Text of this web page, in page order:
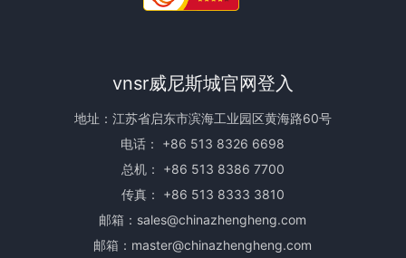
vnsr威尼斯城官网登入
地址：江苏省启东市滨海工业园区黄海路60号
电话： +86 513 8326 6698
总机： +86 513 8386 7700
传真： +86 513 8333 3810
邮箱： sales@chinazhengheng.com
邮箱： master@chinazhengheng.com